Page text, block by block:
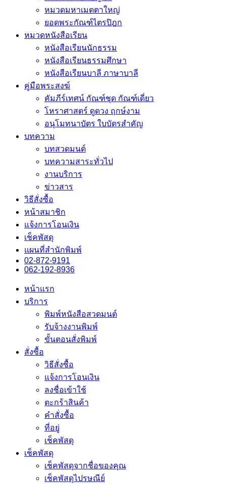
หมวดมหาเมตตาใหญ่
ยอดพระกัณฑ์ไตรปิฎก
หมวดหนังสือเรียน
หนังสือเรียนนักธรรม
หนังสือเรียนธรรมศึกษา
หนังสือเรียนบาลี ภาษาบาลี
คู่มือพระสงฆ์
คัมภีร์เทศน์ กัณฑ์ชุด กัณฑ์เดี่ยว
โหราศาสตร์ ดูดวง ฤกษ์งาม
อนุโมทนาบัตร ใบบัตรสำคัญ
บทความ
บทสวดมนต์
บทความสาระทั่วไป
งานบริการ
ข่าวสาร
วิธีสั่งซื้อ
หน้าสมาชิก
แจ้งการโอนเงิน
เช็คพัสดุ
แผนที่สำนักพิมพ์
02-872-9191
062-192-8936
หน้าแรก
บริการ
พิมพ์หนังสือสวดมนต์
รับจ้างงานพิมพ์
ขั้นตอนสั่งพิมพ์
สั่งซื้อ
วิธีสั่งซื้อ
แจ้งการโอนเงิน
ลงชื่อเข้าใช้
ตะกร้าสินค้า
คำสั่งซื้อ
ที่อยู่
เช็คพัสดุ
เช็คพัสดุ
เช็คพัสดุจากชื่อของคุณ
เช็คพัสดุไปรษณีย์